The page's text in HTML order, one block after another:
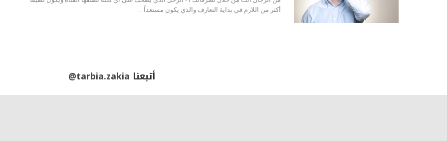
أكثر من اللازم في بداية التعارف والذي يكون مستعداً…
أتبعنا @tarbia.zakia